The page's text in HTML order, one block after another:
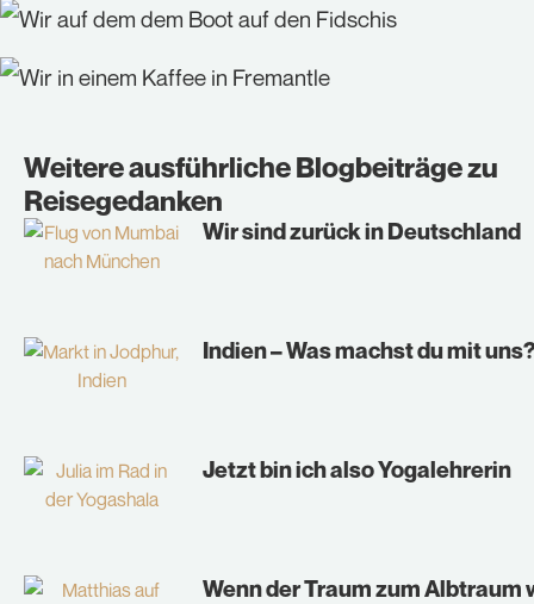
Weitere ausführliche Blogbeiträge zu
Reisegedanken
Wir sind zurück in Deutschland
Indien – Was machst du mit
Jetzt bin ich also Yogalehrerin
Wenn der Traum zum Albtraum